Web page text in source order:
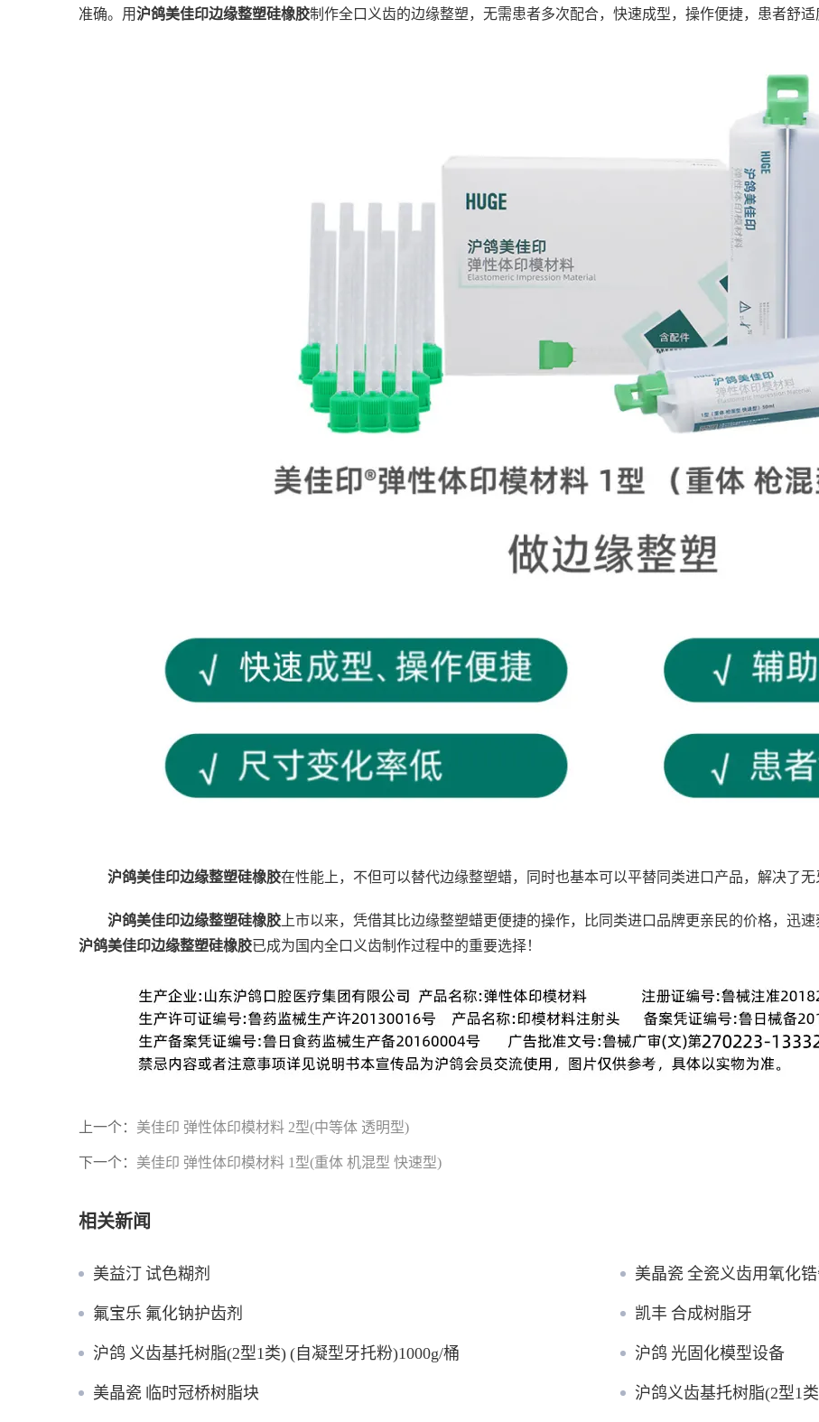
准确。用沪鸽美佳印边缘整塑硅橡胶制作全口义齿的边缘整塑，无需患者多次配合，快速成型，操作便捷，患者舒适
沪鸽美佳印边缘整塑硅橡胶在性能上，不但可以替代边缘整塑蜡，同时也基本可以平替同类进口产品，解决了无
沪鸽美佳印边缘整塑硅橡胶上市以来，凭借其比边缘整塑蜡更便捷的操作，比同类进口品牌更亲民的价格，迅
沪鸽美佳印边缘整塑硅橡胶已成为国内全口义齿制作过程中的重要选择！
上一个： 美佳印 弹性体印模材料 2型(中等体 透明型)
下一个： 美佳印 弹性体印模材料 1型(重体 机混型 快速型)
相关新闻
美益汀 试色糊剂
美晶瓷 全瓷义齿用氧化
氟宝乐 氟化钠护齿剂
凯丰 合成树脂牙
沪鸽 义齿基托树脂(2型1类) (自凝型牙托粉)1000g/桶
沪鸽 光固化模型设备
美晶瓷 临时冠桥树脂块
沪鸽义齿基托树脂(2型1